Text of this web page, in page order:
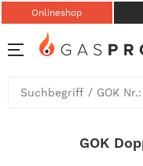
Onlineshop
GOK